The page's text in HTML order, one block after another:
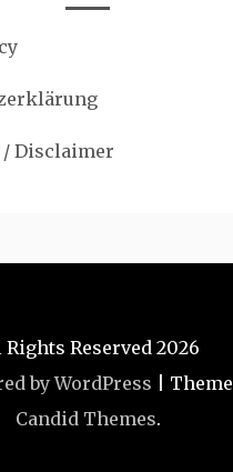
Disclaimer
Rights Reserved 2026
by WordPress
Candid Themes.